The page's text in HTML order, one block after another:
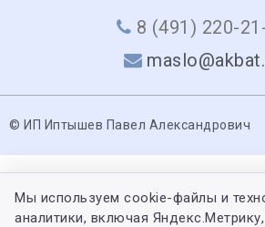
8 (491) 220-
© ИП Иптышев Павел Александрович
Мы используем cookie-файлы и
аналитики, включая